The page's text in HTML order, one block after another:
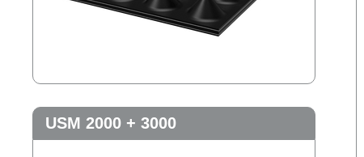
USM 2000 + 3000